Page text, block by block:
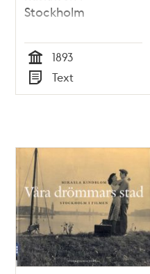
Stockholm
Tid
1893
Typ
Text